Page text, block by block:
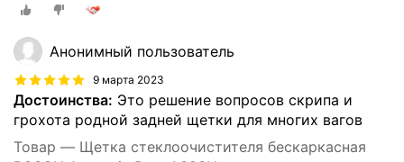
Анонимный пользователь
9 марта 2023
Достоинства: Это решение вопросов скрипа и
грохота родной задней щетки для многих вагов
Товар — Щетка стеклоочистителя бескаркасная